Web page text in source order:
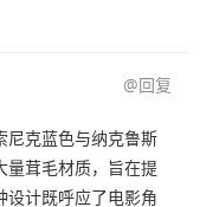
@回复
尼克蓝色与纳克鲁斯
量茸毛材质，旨在提
设计既呼应了电影角